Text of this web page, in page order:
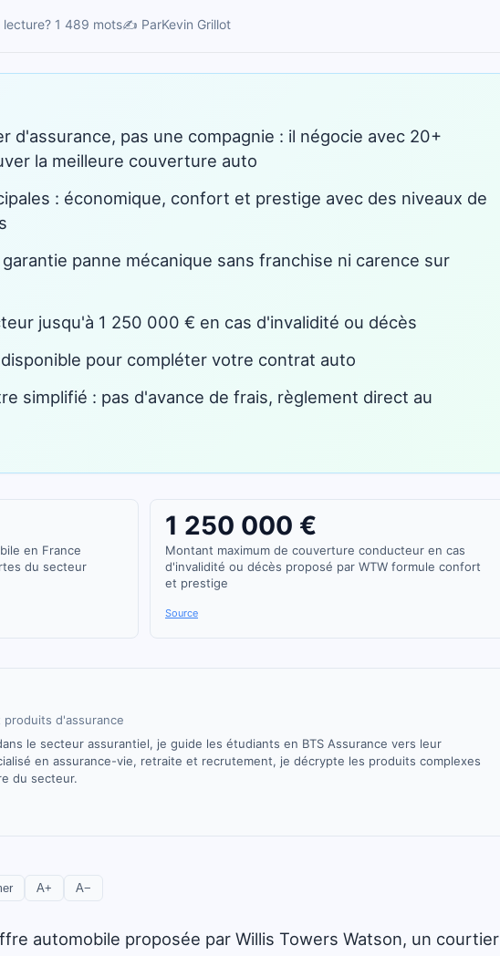
? 1 489 mots✍️ ParKevin Grillot
d'assurance, pas une compagnie : il négocie avec 20+
la meilleure couverture auto
: économique, confort et prestige avec des niveaux de
panne mécanique sans franchise ni carence sur
jusqu'à 1 250 000 € en cas d'invalidité ou décès
pour compléter votre contrat auto
simplifié : pas d'avance de frais, règlement direct au
en France
du secteur
1 250 000 €
Montant maximum de couverture conducteur en cas
d'invalidité ou décès proposé par WTW formule confort
et prestige
Source
d'assurance
le secteur assurantiel, je guide les étudiants en BTS Assurance vers leur
en assurance-vie, retraite et recrutement, je décrypte les produits complexes
du secteur.
A+ A−
automobile proposée par Willis Towers Watson, un courtier